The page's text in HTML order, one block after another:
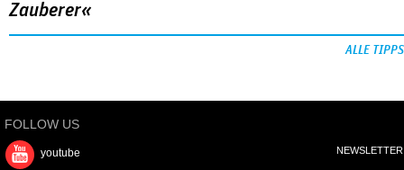
Zauberer«
ALLE TIPPS
FOLLOW US
youtube NEWSLETTER